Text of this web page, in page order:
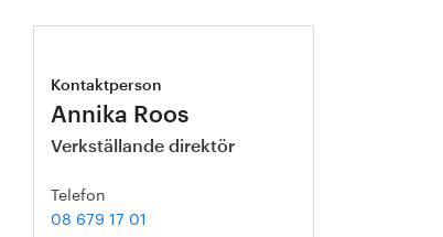
Kontaktperson
Annika Roos
Verkställande direktör
Telefon
08 679 17 01